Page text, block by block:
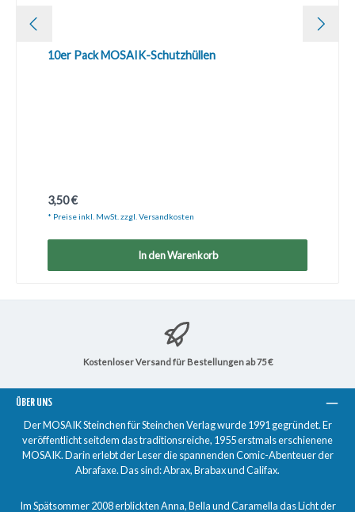
10er Pack MOSAIK-Schutzhüllen
Regulärer Preis:
3,50 €
* Preise inkl. MwSt. zzgl. Versandkosten
In den Warenkorb
Kostenloser Versand für Bestellungen ab 75 €
ÜBER UNS
Der MOSAIK Steinchen für Steinchen Verlag wurde 1991 gegründet. Er
veröffentlicht seitdem das traditionsreiche, 1955 erstmals erschienene
MOSAIK. Darin erlebt der Leser die spannenden Comic-Abenteuer der
Abrafaxe. Das sind: Abrax, Brabax und Califax.
Im Spätsommer 2008 erblickten Anna, Bella und Caramella das Licht der